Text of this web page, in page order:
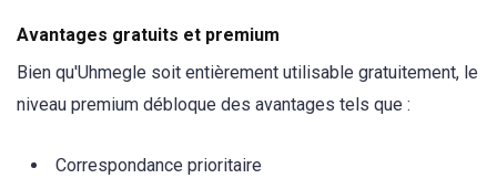
Avantages gratuits et premium
Bien qu'Uhmegle soit entièrement utilisable gratuitement, le
niveau premium débloque des avantages tels que :
Correspondance prioritaire